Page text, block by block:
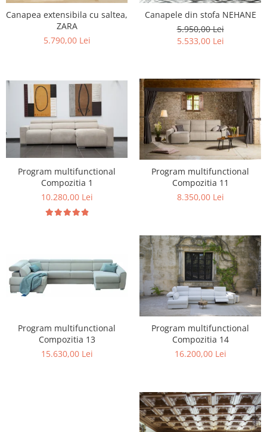
Oferte speciale
Banchete
Sezlong living
Canapea extensibila cu saltea,
ZARA
5.790,00 Lei
Canapele din stofa NEHANE
5.950,00 Lei
5.533,00 Lei
Program multifunctional
Compozitia 1
10.280,00 Lei
Program multifunctional
Compozitia 11
8.350,00 Lei
Program multifunctional
Compozitia 13
15.630,00 Lei
Program multifunctional
Compozitia 14
16.200,00 Lei